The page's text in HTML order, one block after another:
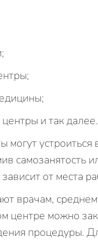
и так далее.
могут
самозанятость
от места
врачам,
центре можно
процедуры.